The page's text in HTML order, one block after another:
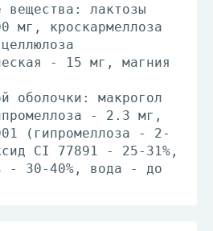
вещества: лактозы
мг, кроскармеллоза
- 15 мг, магния
оболочки: макрогол
- 2.3 мг,
(гипромеллоза - 2-
CI 77891 - 25-31%,
- 30-40%, вода - до